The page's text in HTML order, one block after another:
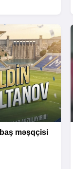
məşqçisi